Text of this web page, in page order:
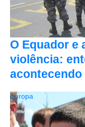
O Equador e
violência:
acontecendo
Europa